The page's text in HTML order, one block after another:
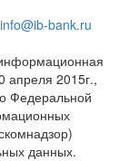
info@ib-bank.ru
апреля 2015г.,
Федеральной
данных.